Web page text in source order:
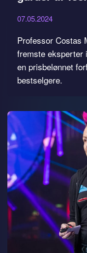
07.05.2024
Professor Costas
fremste eksperter
en prisbelønnet
bestselgere.